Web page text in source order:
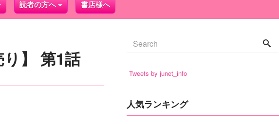
読者の方へ 書店様へ
】 第1話
Tweets by junet_info
人気ランキング